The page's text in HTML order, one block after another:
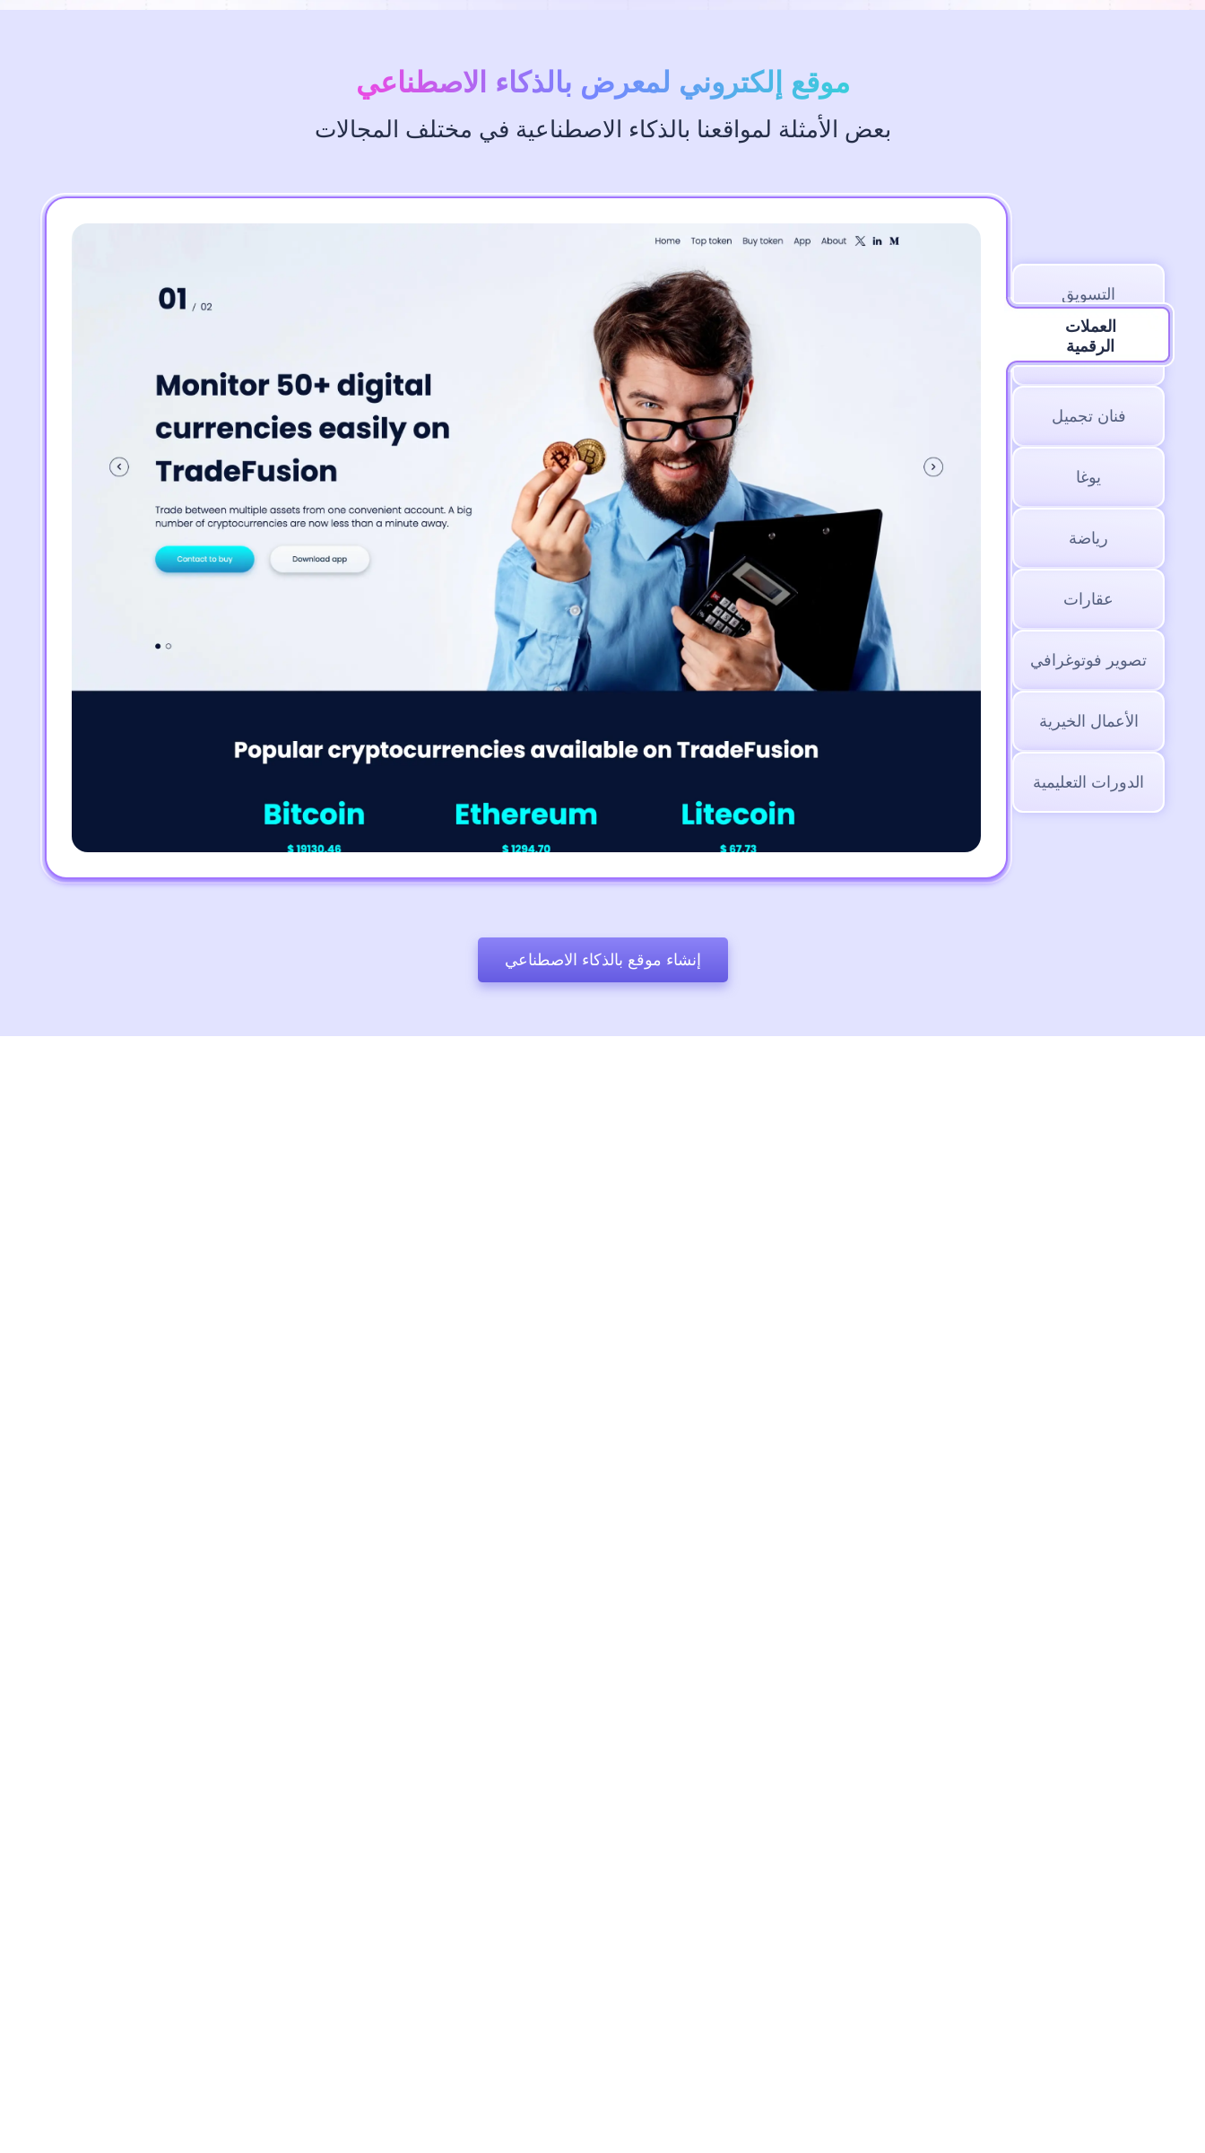
موقع إلكتروني لمعرض بالذكاء الاصطناعي
بعض الأمثلة لمواقعنا بالذكاء الاصطناعية في مختلف المجالات
التسويق
العملات الرقمية
فنان تجميل
يوغا
رياضة
عقارات
تصوير فوتوغرافي
الأعمال الخيرية
الدورات التعليمية
العملات
الرقمية
إنشاء موقع بالذكاء الاصطناعي